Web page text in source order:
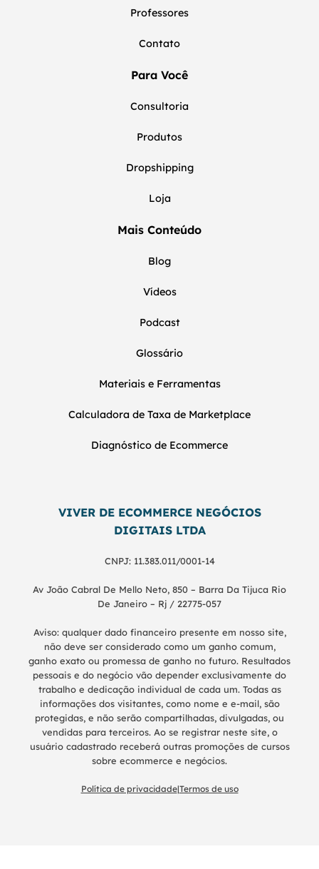
Professores
Contato
Para Você
Consultoria
Produtos
Dropshipping
Loja
Mais Conteúdo
Blog
Vídeos
Podcast
Glossário
Materiais e Ferramentas
Calculadora de Taxa de Marketplace
Diagnóstico de Ecommerce
VIVER DE ECOMMERCE NEGÓCIOS
DIGITAIS LTDA
CNPJ: 11.383.011/0001-14
Av João Cabral De Mello Neto, 850 – Barra Da Tijuca Rio
De Janeiro – Rj / 22775-057
Aviso: qualquer dado financeiro presente em nosso site,
não deve ser considerado como um ganho comum,
ganho exato ou promessa de ganho no futuro. Resultados
pessoais e do negócio vão depender exclusivamente do
trabalho e dedicação individual de cada um. Todas as
informações dos visitantes, como nome e e-mail, são
protegidas, e não serão compartilhadas, divulgadas, ou
vendidas para terceiros. Ao se registrar neste site, o
usuário cadastrado receberá outras promoções de cursos
sobre ecommerce e negócios.
Política de privacidade|Termos de uso